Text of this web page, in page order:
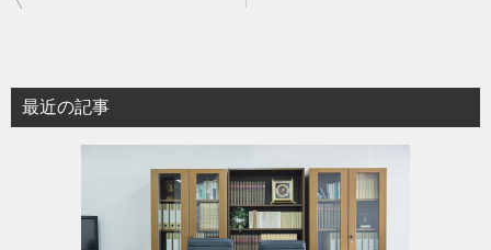
ビ
ゲ
最近の記事